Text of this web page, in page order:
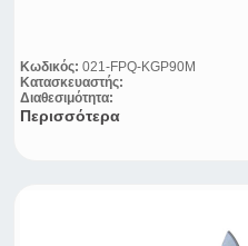
Κωδικός: 021-FPQ-KGP90M
Κατασκευαστής:
Διαθεσιμότητα:
Περισσότερα